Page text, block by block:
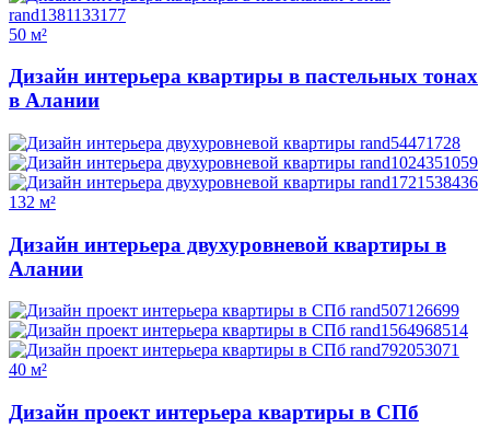
50 м²
Дизайн интерьера квартиры в пастельных тонах
в Алании
132 м²
Дизайн интерьера двухуровневой квартиры в
Алании
40 м²
Дизайн проект интерьера квартиры в СПб